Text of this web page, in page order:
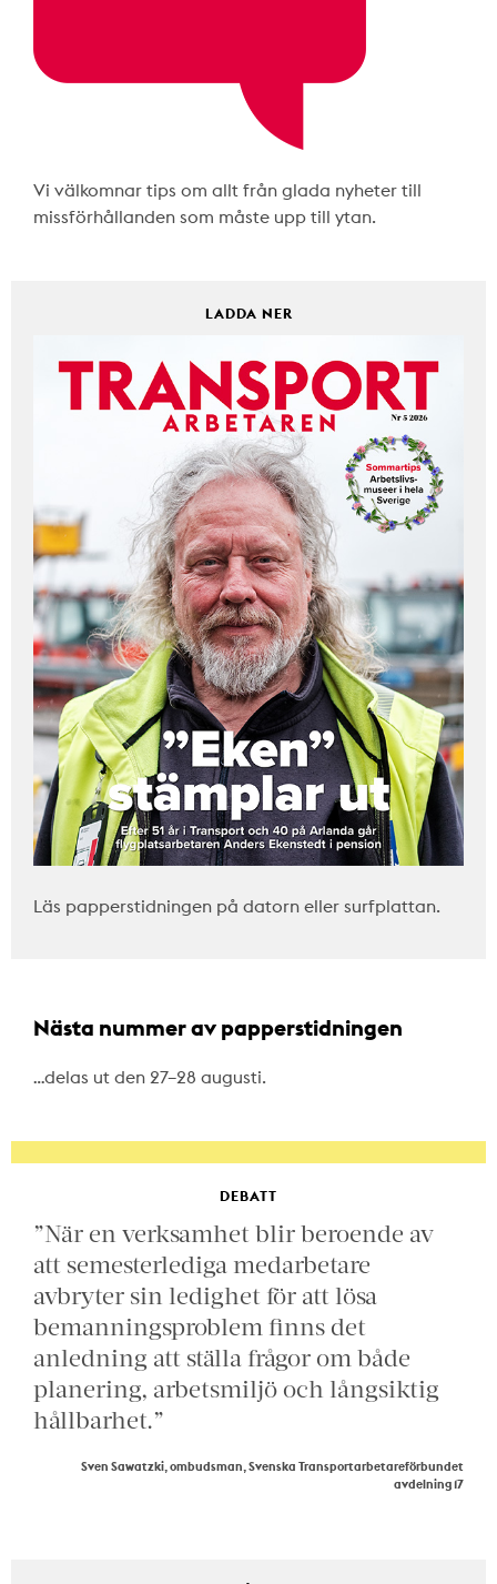
Vi välkomnar tips om allt från glada nyheter till
missförhållanden som måste upp till ytan.
LADDA NER
Läs papperstidningen på datorn eller surfplattan.
Nästa nummer av papperstidningen
…delas ut den 27–28 augusti.
DEBATT
”När en verksamhet blir beroende av
att semesterlediga medarbetare
avbryter sin ledighet för att lösa
bemanningsproblem finns det
anledning att ställa frågor om både
planering, arbetsmiljö och långsiktig
hållbarhet.”
Sven Sawatzki, ombudsman, Svenska Transportarbetareförbundet
avdelning 17